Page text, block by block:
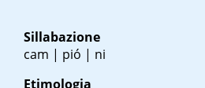
Sillabazione
cam | pió | ni
Etimologia